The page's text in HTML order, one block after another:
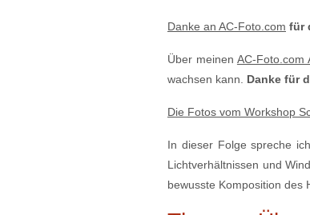
Danke an AC-Foto.com⁠ für
Über meinen ⁠⁠⁠⁠⁠⁠ ⁠AC-Foto.com
wachsen kann. Danke für
Die Fotos vom Workshop
In dieser Folge spreche
Lichtverhältnissen und
bewusste Komposition des